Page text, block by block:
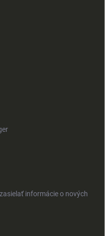
informácie o nových